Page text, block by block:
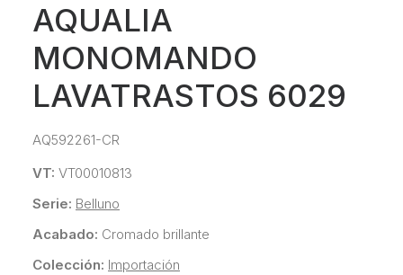
AQUALIA
MONOMANDO
LAVATRASTOS 6029
AQ592261-CR
VT: VT00010813
Serie: Belluno
Acabado: Cromado brillante
Colección: Importación